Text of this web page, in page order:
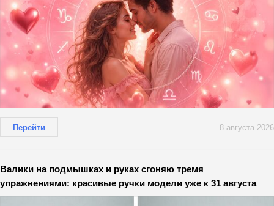
Перейти 8 августа 2026
Валики на подмышках и руках сгоняю тремя
упражнениями: красивые ручки модели уже к 31 августа